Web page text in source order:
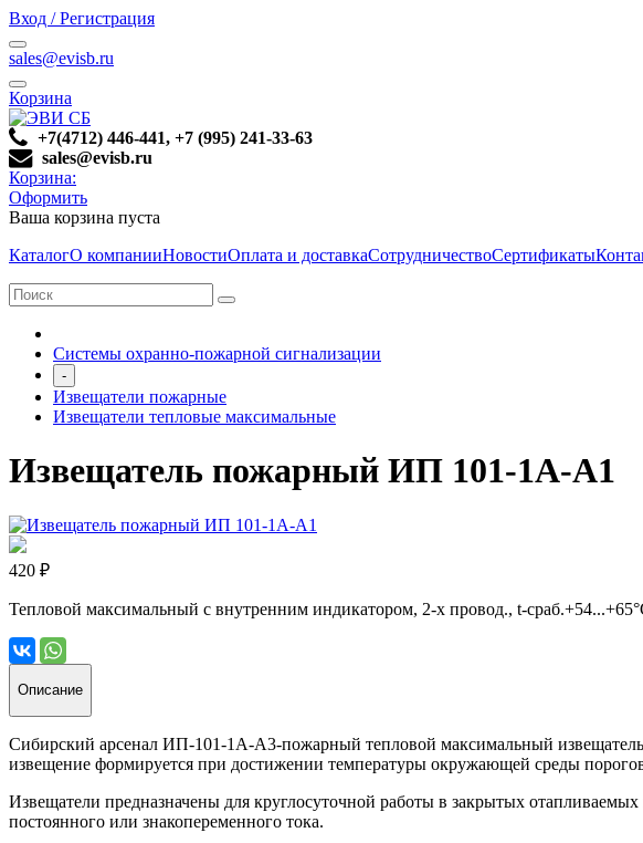
Вход / Регистрация
sales@evisb.ru
Корзина
+7(4712) 446-441, +7 (995) 241-33-63
sales@evisb.ru
Корзина:
Оформить
Ваша корзина пуста
КаталогО компанииНовостиОплата и доставкаСотрудничествоСертификаты
Системы охранно-пожарной сигнализации
-
Извещатели пожарные
Извещатели тепловые максимальные
Извещатель пожарный ИП 101-1А-А1
420 ₽
Тепловой максимальный с внутренним индикатором, 2-х провод., t-
Описание
Сибирский арсенал ИП-101-1А-А3-пожарный тепловой максимальный
извещение формируется при достижении температуры окружающей среды
Извещатели предназначены для круглосуточной работы в закрытых
постоянного или знакопеременного тока.